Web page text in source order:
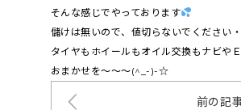
そんな感じでやっております
儲けは無いので、値切らないでください
タイヤもホイールもオイル交換もナビや
おまかせを～～～(^_-)-☆
前の記